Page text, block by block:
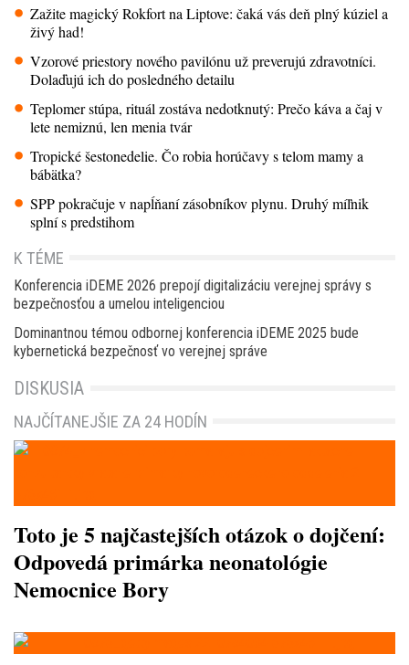
Zažite magický Rokfort na Liptove: čaká vás deň plný kúziel a
živý had!
Vzorové priestory nového pavilónu už preverujú zdravotníci.
Dolaďujú ich do posledného detailu
Teplomer stúpa, rituál zostáva nedotknutý: Prečo káva a čaj v
lete nemiznú, len menia tvár
Tropické šestonedelie. Čo robia horúčavy s telom mamy a
bábätka?
SPP pokračuje v napĺňaní zásobníkov plynu. Druhý míľnik
splní s predstihom
K TÉME
Konferencia iDEME 2026 prepojí digitalizáciu verejnej správy s
bezpečnosťou a umelou inteligenciou
Dominantnou témou odbornej konferencia iDEME 2025 bude
kybernetická bezpečnosť vo verejnej správe
DISKUSIA
NAJČÍTANEJŠIE ZA 24 HODÍN
Toto je 5 najčastejších otázok o dojčení:
Odpovedá primárka neonatológie
Nemocnice Bory